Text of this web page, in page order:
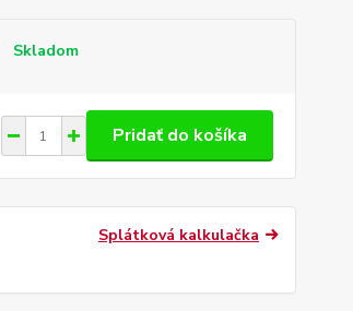
Skladom
Pridať do košíka
Splátková kalkulačka